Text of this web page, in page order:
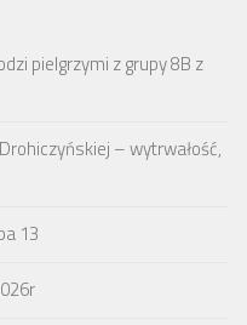
pielgrzymi z grupy 8B z
– wytrwałość,
13